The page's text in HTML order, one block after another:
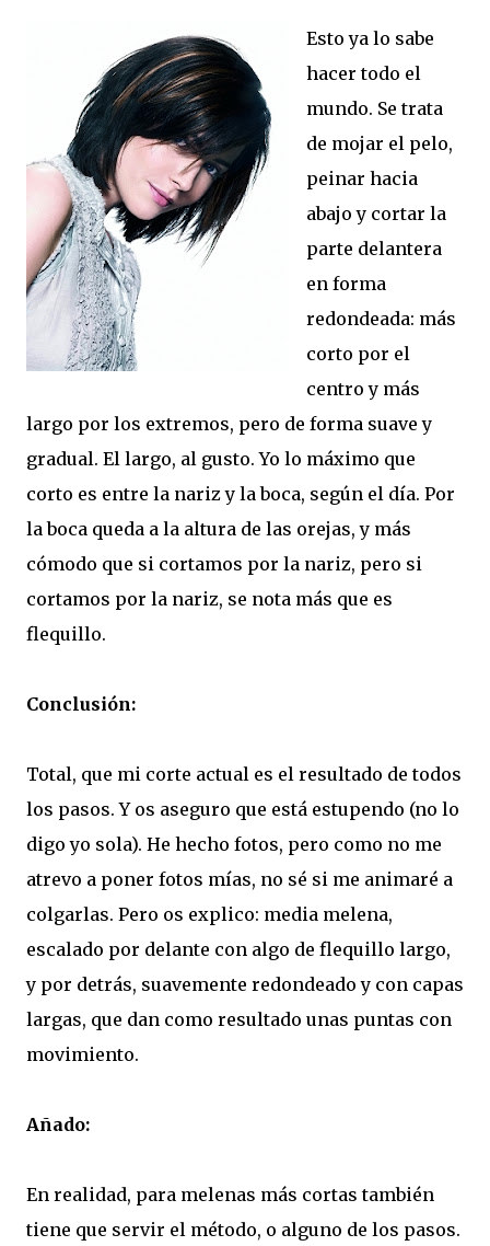
Esto ya lo sabe
hacer todo el
mundo. Se trata
de mojar el pelo,
peinar hacia
abajo y cortar la
parte delantera
en forma
redondeada: más
corto por el
centro y más
largo por los extremos, pero de forma suave y
gradual. El largo, al gusto. Yo lo máximo que
corto es entre la nariz y la boca, según el día. Por
la boca queda a la altura de las orejas, y más
cómodo que si cortamos por la nariz, pero si
cortamos por la nariz, se nota más que es
flequillo.
Conclusión:
Total, que mi corte actual es el resultado de todos
los pasos. Y os aseguro que está estupendo (no lo
digo yo sola). He hecho fotos, pero como no me
atrevo a poner fotos mías, no sé si me animaré a
colgarlas. Pero os explico: media melena,
escalado por delante con algo de flequillo largo,
y por detrás, suavemente redondeado y con capas
largas, que dan como resultado unas puntas con
movimiento.
Añado:
En realidad, para melenas más cortas también
tiene que servir el método, o alguno de los pasos.